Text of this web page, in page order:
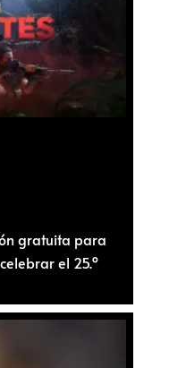
gratuita para
el 25.º